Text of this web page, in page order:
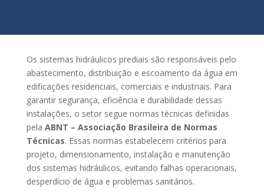
Os sistemas hidráulicos prediais são responsáveis pelo
abastecimento, distribuição e escoamento da água em
edificações residenciais, comerciais e industriais. Para
garantir segurança, eficiência e durabilidade dessas
instalações, o setor segue normas técnicas definidas
pela ABNT – Associação Brasileira de Normas
Técnicas. Essas normas estabelecem critérios para
projeto, dimensionamento, instalação e manutenção
dos sistemas hidráulicos, evitando falhas operacionais,
desperdício de água e problemas sanitários.